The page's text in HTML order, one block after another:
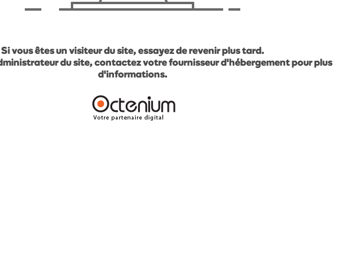
Si vous êtes un visiteur du site, essayez de revenir plus tard.
du site, contactez votre fournisseur d'hébergement pour plus
d'informations.